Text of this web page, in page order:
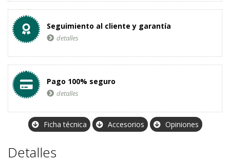
Seguimiento al cliente y garantía
detalles
Pago 100% seguro
detalles
Ficha técnica Accesorios Opiniones
Detalles